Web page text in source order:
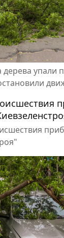
дерева упали